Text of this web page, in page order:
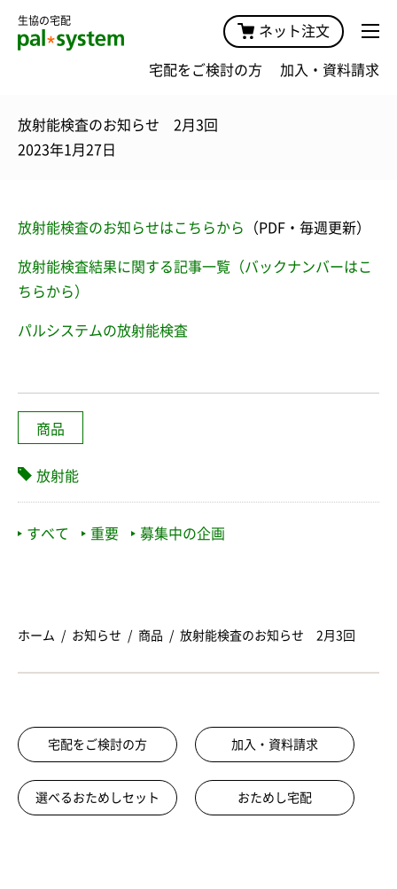
生協の宅配
ネット注文
宅配をご検討の方 加入・資料請求
放射能検査のお知らせ 2月3回
2023年1月27日
放射能検査のお知らせはこちらから （PDF・毎週更新）
放射能検査結果に関する記事一覧（バックナンバーはこ
ちらから）
パルシステムの放射能検査
商品
放射能
すべて 重要 募集中の企画
ホーム お知らせ 商品 放射能検査のお知らせ 2月3回
宅配をご検討の方 加入・資料請求
選べるおためしセット おためし宅配